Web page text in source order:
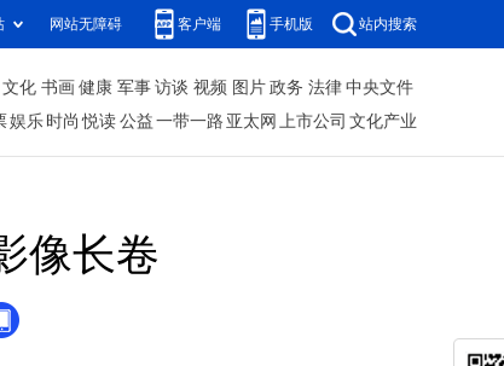
网站无障碍 客户端 手机版 站内搜索
文化 书画 健康 军事 访谈 视频 图片 政务 法律 中央文件
娱乐 时尚 悦读 公益 一带一路 亚太网 上市公司 文化产业
像长卷